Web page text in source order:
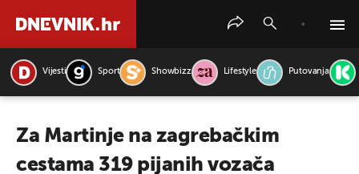
Vijesti Sport Showbizz Lifestyle Putovanja
Za Martinje na zagrebačkim
cestama 319 pijanih vozača
PRETRAŽITE VIJESTI